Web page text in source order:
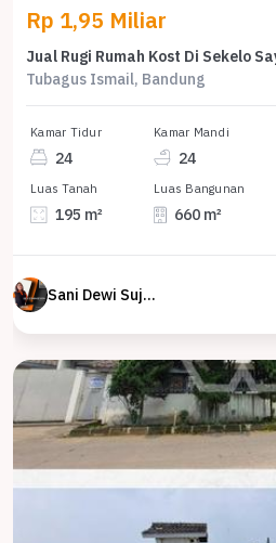
Rp 1,95 Miliar
Tubagus Ismail, Bandung
Kamar Tidur
24
Kamar Mandi
24
Luas Tanah
195 m²
Luas Bangunan
660 m²
Sani Dewi Sujono